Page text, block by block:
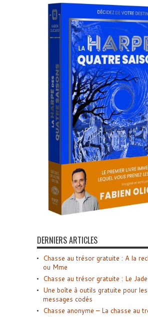
DERNIERS ARTICLES
Chasse au trésor gratuite : A la
ou Mme
Chasse au trésor gratuite : Le
Une boîte à outils gratuite pour
messages codés
Chasse anonyme – La chasse au